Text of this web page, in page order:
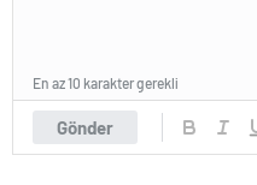
Gönder
En az 10 karakter gerekli